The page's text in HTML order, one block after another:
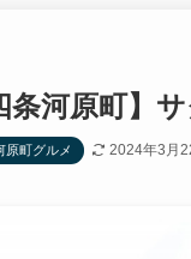
条河原町】
原町グルメ 2024年3月